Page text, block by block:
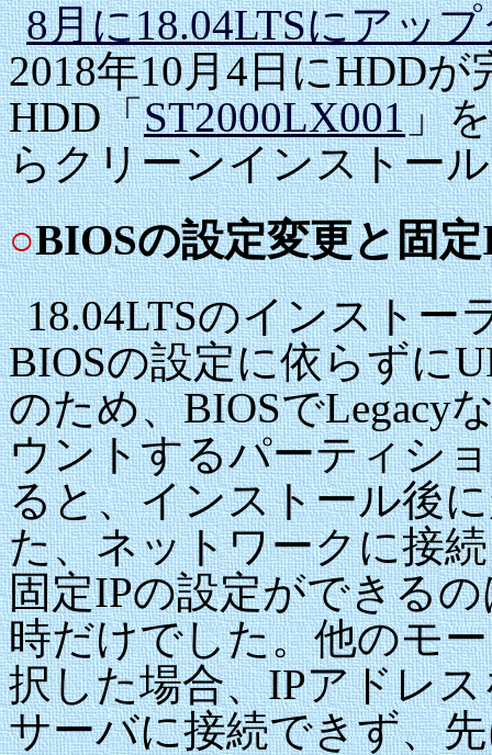
8月に18.04LTSにアッ
2018年10月4日にHDD
HDD「ST2000LX001」
らクリーンインストー
○BIOSの設定変更と固
18.04LTSのインストー
BIOSの設定に依らずに
のため、BIOSでLegacy
ウントするパーティシ
ると、インストール後
た、ネットワークに接
固定IPの設定ができる
時だけでした。他のモ
択した場合、IPアドレ
サーバに接続できず、